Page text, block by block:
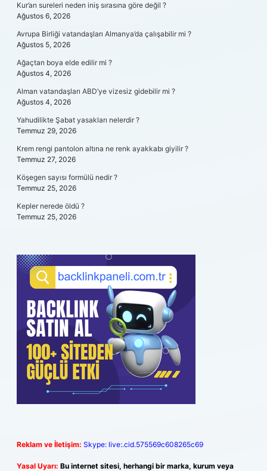
Kur’an sureleri neden iniş sırasına göre değil ?
Ağustos 6, 2026
Avrupa Birliği vatandaşları Almanya’da çalışabilir mi ?
Ağustos 5, 2026
Ağaçtan boya elde edilir mi ?
Ağustos 4, 2026
Alman vatandaşları ABD’ye vizesiz gidebilir mi ?
Ağustos 4, 2026
Yahudilikte Şabat yasakları nelerdir ?
Temmuz 29, 2026
Krem rengi pantolon altına ne renk ayakkabı giyilir ?
Temmuz 27, 2026
Köşegen sayısı formülü nedir ?
Temmuz 25, 2026
Kepler nerede öldü ?
Temmuz 25, 2026
Reklam ve İletişim: Skype: live:.cid.575569c608265c69
Yasal Uyarı: Bu internet sitesi, herhangi bir marka, kurum veya